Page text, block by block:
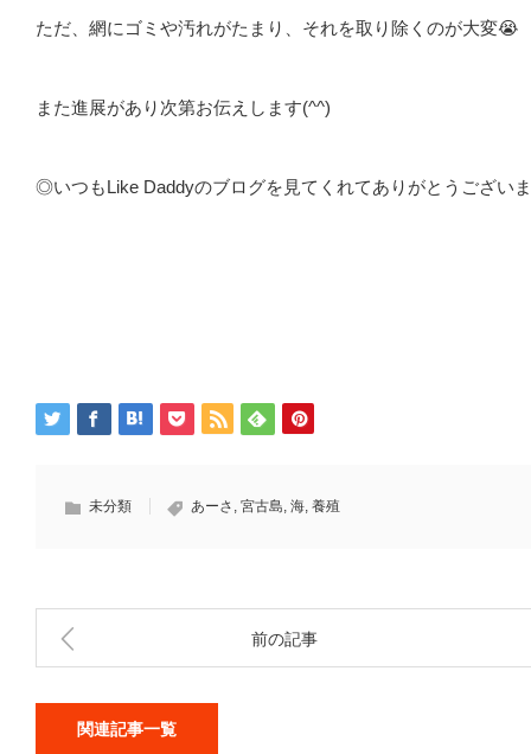
ただ、網にゴミや汚れがたまり、それを取り除くのが大変😭
また進展があり次第お伝えします(^^)
◎いつもLike Daddyのブログを見てくれてありがとうござい
未分類 あーさ , 宮古島, 海, 養殖
前の記事
関連記事一覧